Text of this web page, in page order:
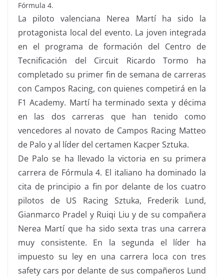
Fórmula 4.
La piloto valenciana Nerea Martí ha sido la
protagonista local del evento. La joven integrada
en el programa de formación del Centro de
Tecnificación del Circuit Ricardo Tormo ha
completado su primer fin de semana de carreras
con Campos Racing, con quienes competirá en la
F1 Academy. Martí ha terminado sexta y décima
en las dos carreras que han tenido como
vencedores al novato de Campos Racing Matteo
de Palo y al líder del certamen Kacper Sztuka.
De Palo se ha llevado la victoria en su primera
carrera de Fórmula 4. El italiano ha dominado la
cita de principio a fin por delante de los cuatro
pilotos de US Racing Sztuka, Frederik Lund,
Gianmarco Pradel y Ruiqi Liu y de su compañera
Nerea Martí que ha sido sexta tras una carrera
muy consistente. En la segunda el líder ha
impuesto su ley en una carrera loca con tres
safety cars por delante de sus compañeros Lund